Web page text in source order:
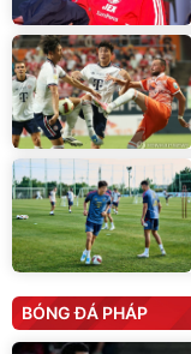
BÓNG ĐÁ PHÁP